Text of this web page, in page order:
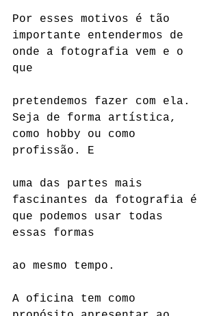
Por esses motivos é tão
importante entendermos de
onde a fotografia vem e o
que
pretendemos fazer com ela.
Seja de forma artística,
como hobby ou como
profissão. E
uma das partes mais
fascinantes da fotografia é
que podemos usar todas
essas formas
ao mesmo tempo.
​A oficina tem como